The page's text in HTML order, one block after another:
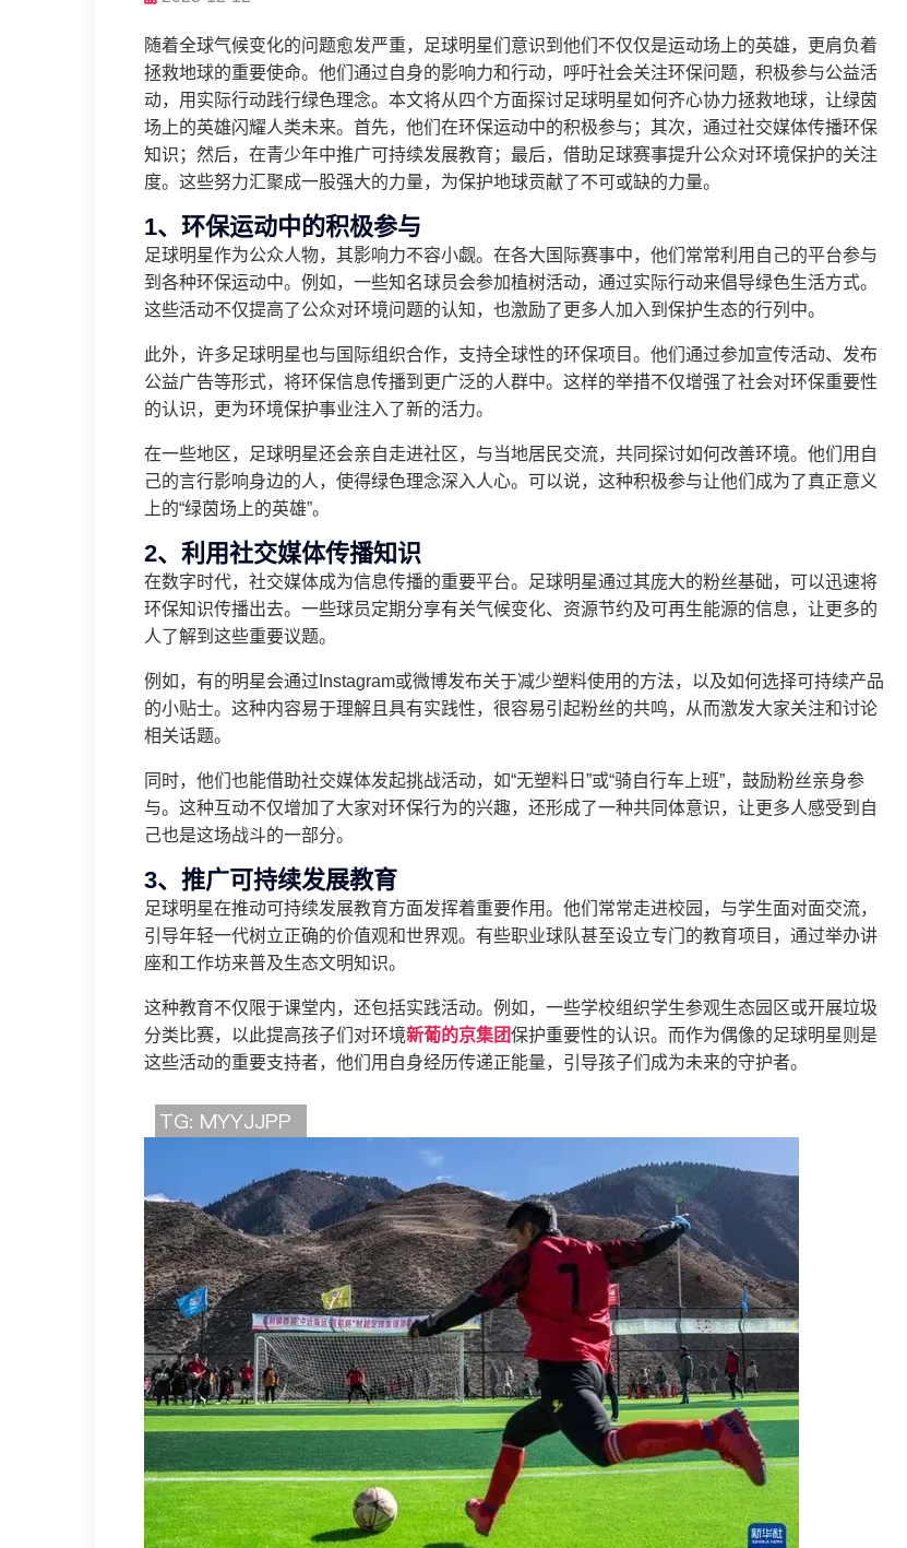
随着全球气候变化的问题愈发严重，足球明星们意识到他们不仅仅是运动场上的英雄，更肩负着
拯救地球的重要使命。他们通过自身的影响力和行动，呼吁社会关注环保问题，积极参与公益活
动，用实际行动践行绿色理念。本文将从四个方面探讨足球明星如何齐心协力拯救地球，让绿茵
场上的英雄闪耀人类未来。首先，他们在环保运动中的积极参与；其次，通过社交媒体传播环保
知识；然后，在青少年中推广可持续发展教育；最后，借助足球赛事提升公众对环境保护的关注
度。这些努力汇聚成一股强大的力量，为保护地球贡献了不可或缺的力量。
1、环保运动中的积极参与
足球明星作为公众人物，其影响力不容小觑。在各大国际赛事中，他们常常利用自己的平台参与
到各种环保运动中。例如，一些知名球员会参加植树活动，通过实际行动来倡导绿色生活方式。
这些活动不仅提高了公众对环境问题的认知，也激励了更多人加入到保护生态的行列中。
此外，许多足球明星也与国际组织合作，支持全球性的环保项目。他们通过参加宣传活动、发布
公益广告等形式，将环保信息传播到更广泛的人群中。这样的举措不仅增强了社会对环保重要性
的认识，更为环境保护事业注入了新的活力。
在一些地区，足球明星还会亲自走进社区，与当地居民交流，共同探讨如何改善环境。他们用自
己的言行影响身边的人，使得绿色理念深入人心。可以说，这种积极参与让他们成为了真正意义
上的“绿茵场上的英雄”。
2、利用社交媒体传播知识
在数字时代，社交媒体成为信息传播的重要平台。足球明星通过其庞大的粉丝基础，可以迅速将
环保知识传播出去。一些球员定期分享有关气候变化、资源节约及可再生能源的信息，让更多的
人了解到这些重要议题。
例如，有的明星会通过Instagram或微博发布关于减少塑料使用的方法，以及如何选择可持续产品
的小贴士。这种内容易于理解且具有实践性，很容易引起粉丝的共鸣，从而激发大家关注和讨论
相关话题。
同时，他们也能借助社交媒体发起挑战活动，如“无塑料日”或“骑自行车上班”，鼓励粉丝亲身参
与。这种互动不仅增加了大家对环保行为的兴趣，还形成了一种共同体意识，让更多人感受到自
己也是这场战斗的一部分。
3、推广可持续发展教育
足球明星在推动可持续发展教育方面发挥着重要作用。他们常常走进校园，与学生面对面交流，
引导年轻一代树立正确的价值观和世界观。有些职业球队甚至设立专门的教育项目，通过举办讲
座和工作坊来普及生态文明知识。
这种教育不仅限于课堂内，还包括实践活动。例如，一些学校组织学生参观生态园区或开展垃圾
分类比赛，以此提高孩子们对环境新葡的京集团保护重要性的认识。而作为偶像的足球明星则是
这些活动的重要支持者，他们用自身经历传递正能量，引导孩子们成为未来的守护者。